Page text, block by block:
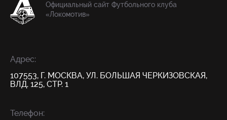
Официальный сайт Футбольного клуба
«Локомотив»
Адрес:
107553, Г. МОСКВА, УЛ. БОЛЬШАЯ ЧЕРКИЗОВСКАЯ,
ВЛД. 125, СТР. 1
Телефон: